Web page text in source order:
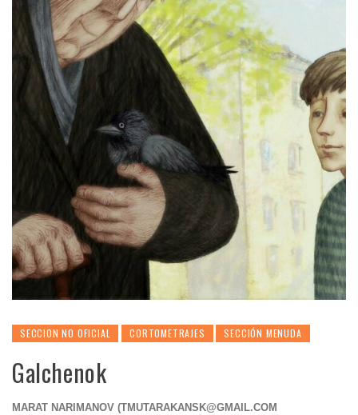
SECCION NO OFICIAL CORTOMETRAJES SECCIÓN MENUDA
Galchenok
MARAT NARIMANOV (TMUTARAKANSK@GMAIL.COM